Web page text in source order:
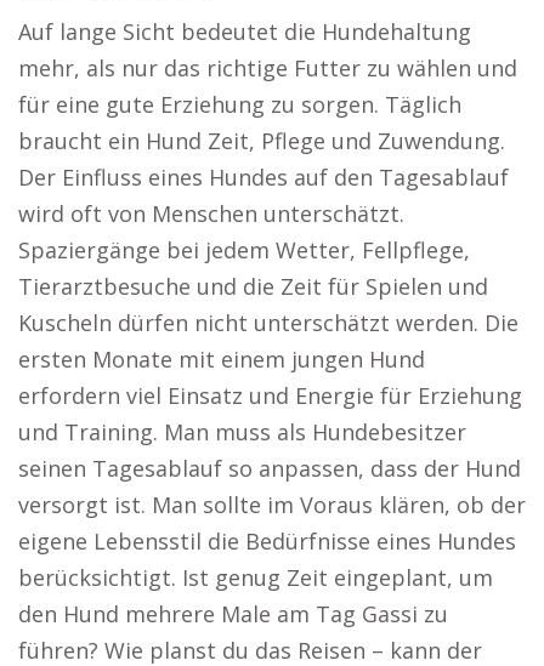
Auf lange Sicht bedeutet die Hundehaltung
mehr, als nur das richtige Futter zu wählen und
für eine gute Erziehung zu sorgen. Täglich
braucht ein Hund Zeit, Pflege und Zuwendung.
Der Einfluss eines Hundes auf den Tagesablauf
wird oft von Menschen unterschätzt.
Spaziergänge bei jedem Wetter, Fellpflege,
Tierarztbesuche und die Zeit für Spielen und
Kuscheln dürfen nicht unterschätzt werden. Die
ersten Monate mit einem jungen Hund
erfordern viel Einsatz und Energie für Erziehung
und Training. Man muss als Hundebesitzer
seinen Tagesablauf so anpassen, dass der Hund
versorgt ist. Man sollte im Voraus klären, ob der
eigene Lebensstil die Bedürfnisse eines Hundes
berücksichtigt. Ist genug Zeit eingeplant, um
den Hund mehrere Male am Tag Gassi zu
führen? Wie planst du das Reisen – kann der